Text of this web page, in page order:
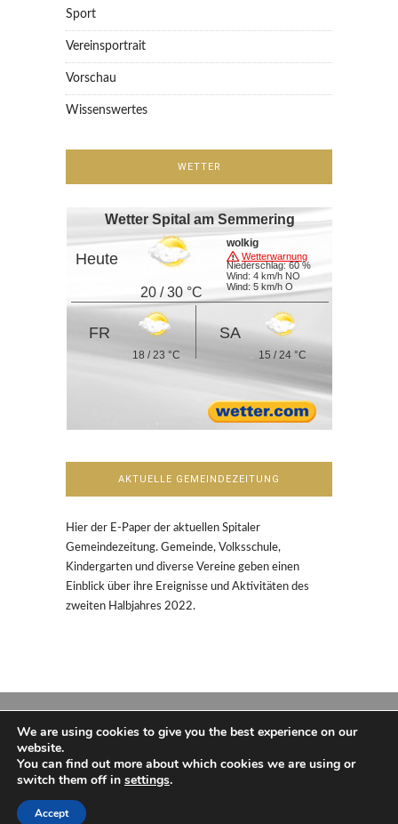
Sport
Vereinsportrait
Vorschau
Wissenswertes
WETTER
Wetter Spital am Semmering
Heute
20 / 30 °C
Wetterwarnung
wolkig
Niederschlag: 60 %
Wind: 4 km/h NO
Wind: 5 km/h O
FR
18 / 23 °C
SA
15 / 24 °C
AKTUELLE GEMEINDEZEITUNG
Hier der E-Paper der aktuellen Spitaler
Gemeindezeitung. Gemeinde, Volksschule,
Kindergarten und diverse Vereine geben einen
Einblick über ihre Ereignisse und Aktivitäten des
zweiten Halbjahres 2022.
We are using cookies to give you the best experience on our
website.
You can find out more about which cookies we are using or
switch them off in settings.
Accept